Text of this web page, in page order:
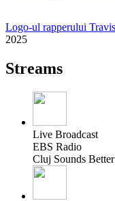
Logo-ul rapperului
2025
Streams
Live Broadcast
EBS Radio
Cluj Sounds Better